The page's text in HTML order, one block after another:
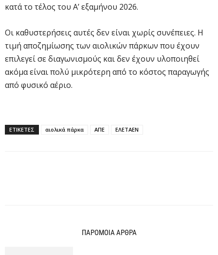
κατά το τέλος του Α’ εξαμήνου 2026.
Οι καθυστερήσεις αυτές δεν είναι χωρίς συνέπειες. Η
τιμή αποζημίωσης των αιολικών πάρκων που έχουν
επιλεγεί σε διαγωνισμούς και δεν έχουν υλοποιηθεί
ακόμα είναι πολύ μικρότερη από το κόστος παραγωγής
από φυσικό αέριο.
ΕΤΙΚΕΤΕΣ αιολικά πάρκα ΑΠΕ ΕΛΕΤΑΕΝ
ΠΑΡΟΜΟΙΑ ΑΡΘΡΑ